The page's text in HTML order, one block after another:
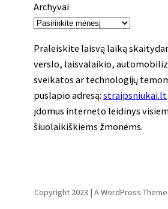
Archyvai
Praleiskite laisvą laiką
verslo, laisvalaikio,
sveikatos ar technologijų
puslapio adresą: straipsniukai.lt
įdomus interneto leidinys
šiuolaikiškiems žmonėms.
Copyright 2023 | A WordPress